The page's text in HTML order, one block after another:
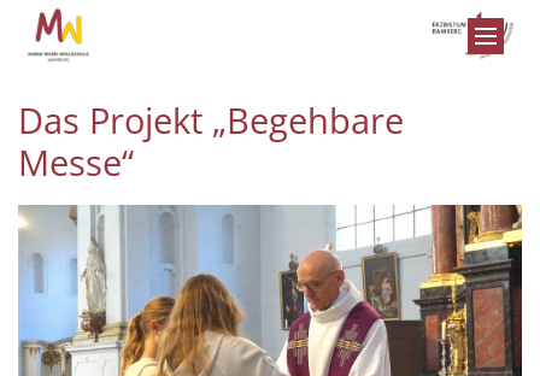
Zum Inhalt springen
Das Projekt „Begehbare
Messe“